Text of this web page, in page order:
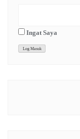
Ingat Saya